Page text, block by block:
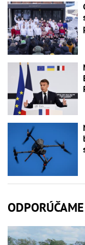
ODPORÚČAME